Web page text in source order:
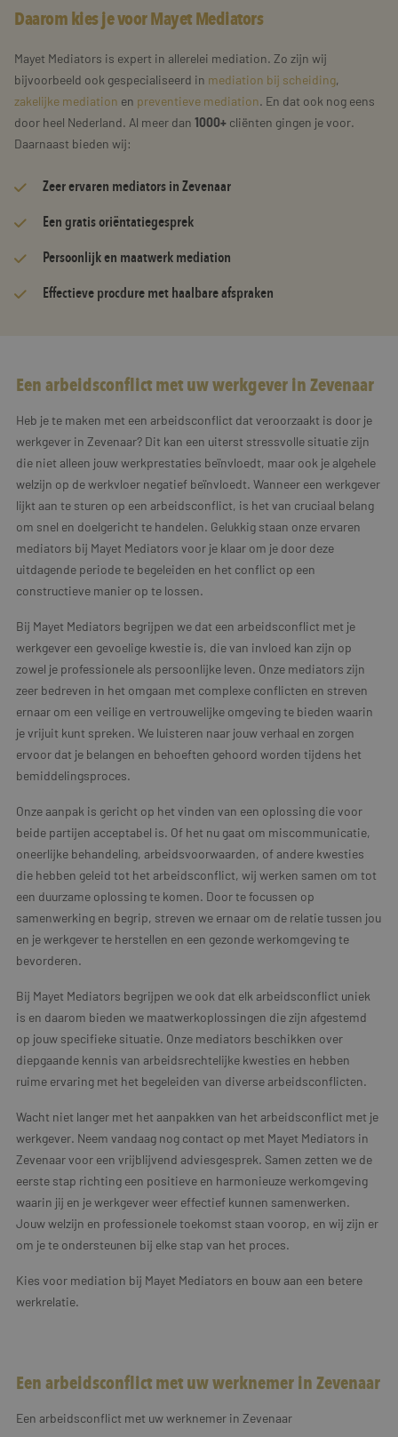
Daarom kies je voor Mayet Mediators
Mayet Mediators is expert in allerelei mediation. Zo zijn wij
bijvoorbeeld ook gespecialiseerd in mediation bij scheiding,
zakelijke mediation en preventieve mediation. En dat ook nog eens
door heel Nederland. Al meer dan 1000+ cliënten gingen je voor.
Daarnaast bieden wij:
Zeerervaren mediators in Zevenaar
Een gratis oriëntatiegesprek
Persoonlijk en maatwerk mediation
Effectieve procdure met haalbare afspraken
Een arbeidsconflict met uw werkgever in Zevenaar
Heb je te maken met een arbeidsconflict dat veroorzaakt is door je
werkgever in Zevenaar? Dit kan een uiterst stressvolle situatie zijn
die niet alleen jouw werkprestaties beïnvloedt, maar ook je algehele
welzijn op de werkvloer negatief beïnvloedt. Wanneer een werkgever
lijkt aan te sturen op een arbeidsconflict, is het van cruciaal belang
om snel en doelgericht te handelen. Gelukkig staan onze ervaren
mediators bij Mayet Mediators voor je klaar om je door deze
uitdagende periode te begeleiden en het conflict op een
constructieve manier op te lossen.
Bij Mayet Mediators begrijpen we dat een arbeidsconflict met je
werkgever een gevoelige kwestie is, die van invloed kan zijn op
zowel je professionele als persoonlijke leven. Onze mediators zijn
zeer bedreven in het omgaan met complexe conflicten en streven
ernaar om een veilige en vertrouwelijke omgeving te bieden waarin
je vrijuit kunt spreken. We luisteren naar jouw verhaal en zorgen
ervoor dat je belangen en behoeften gehoord worden tijdens het
bemiddelingsproces.
Onze aanpak is gericht op het vinden van een oplossing die voor
beide partijen acceptabel is. Of het nu gaat om miscommunicatie,
oneerlijke behandeling, arbeidsvoorwaarden, of andere kwesties
die hebben geleid tot het arbeidsconflict, wij werken samen om tot
een duurzame oplossing te komen. Door te focussen op
samenwerking en begrip, streven we ernaar om de relatie tussen jou
en je werkgever te herstellen en een gezonde werkomgeving te
bevorderen.
Bij Mayet Mediators begrijpen we ook dat elk arbeidsconflict uniek
is en daarom bieden we maatwerkoplossingen die zijn afgestemd
op jouw specifieke situatie. Onze mediators beschikken over
diepgaande kennis van arbeidsrechtelijke kwesties en hebben
ruime ervaring met het begeleiden van diverse arbeidsconflicten.
Wacht niet langer met het aanpakken van het arbeidsconflict met je
werkgever. Neem vandaag nog contact op met Mayet Mediators in
Zevenaar voor een vrijblijvend adviesgesprek. Samen zetten we de
eerste stap richting een positieve en harmonieuze werkomgeving
waarin jij en je werkgever weer effectief kunnen samenwerken.
Jouw welzijn en professionele toekomst staan voorop, en wij zijn er
om je te ondersteunen bij elke stap van het proces.
Kies voor mediation bij Mayet Mediators en bouw aan een betere
werkrelatie.
Een arbeidsconflict met uw werknemer in Zevenaar
Een arbeidsconflict met uw werknemer in Zevenaar